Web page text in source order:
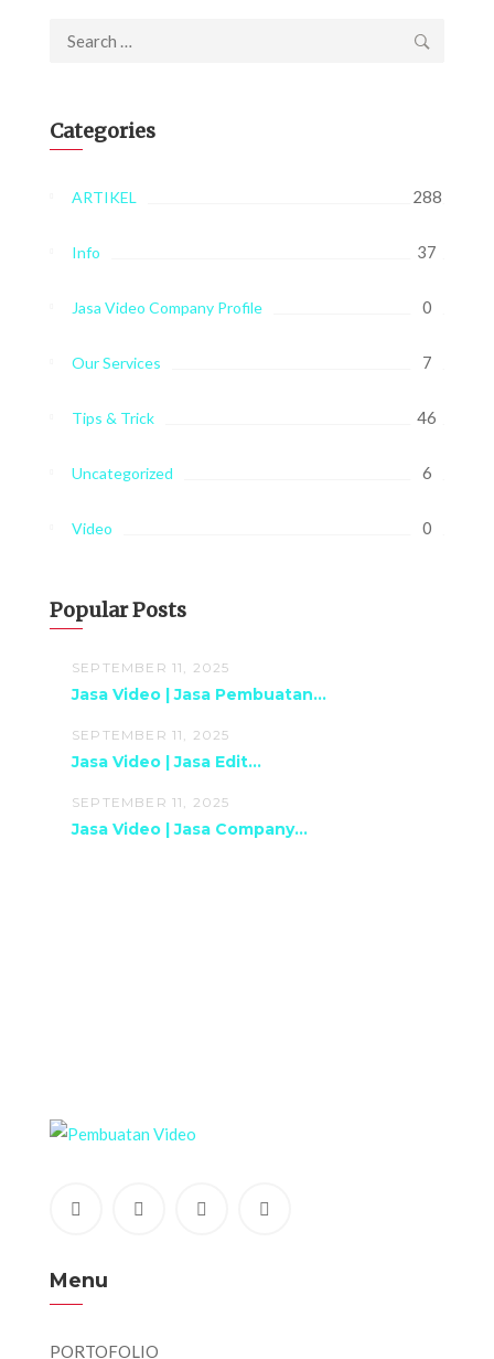
Search
Categories
ARTIKEL 288
Info 37
Jasa Video Company Profile 0
Our Services 7
Tips & Trick 46
Uncategorized 6
Video 0
Popular Posts
SEPTEMBER 11, 2025
Jasa Video | Jasa Pembuatan...
SEPTEMBER 11, 2025
Jasa Video | Jasa Edit...
SEPTEMBER 11, 2025
Jasa Video | Jasa Company...
Menu
PORTOFOLIO